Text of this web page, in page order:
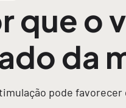
que o
da
pode favorecer